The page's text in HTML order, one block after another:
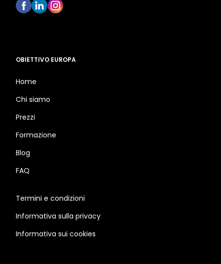
OBIETTIVO EUROPA
Home
Chi siamo
Prezzi
Formazione
Blog
FAQ
Termini e condizioni
Informativa sulla privacy
Informativa sui cookies